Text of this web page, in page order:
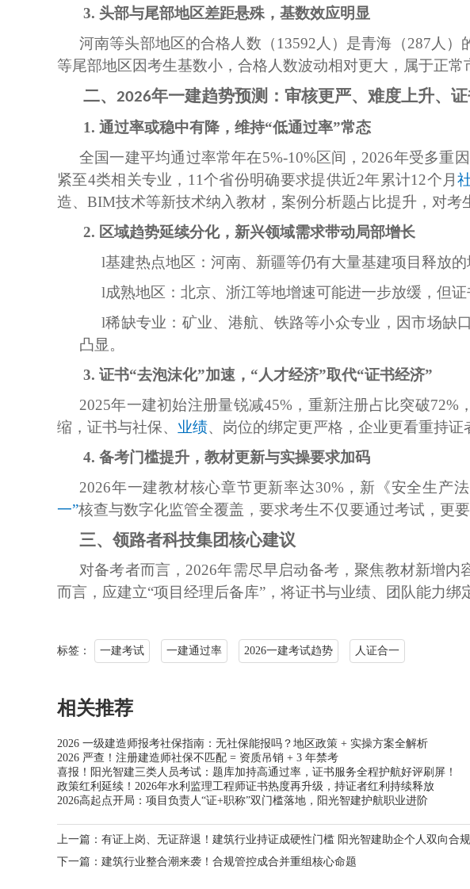
3. 头部与尾部地区差距悬殊，基数效应明显
河南等头部地区的合格人数（13592人）是青海（287人
等尾部地区因考生基数小，合格人数波动相对更大，属于正常
二、 2026年一建趋势预测：审核更严、难度上升、
1. 通过率或稳中有降，维持“低通过率”常态
全国一建平均通过率常年在5%-10%区间，2026年受多重
紧至4类相关专业，11个省份明确要求提供近2年累计12个月
造、BIM技术等新技术纳入教材，案例分析题占比提升，对考
2. 区域趋势延续分化，新兴领域需求带动局部增长
l基建热点地区：河南、新疆等仍有大量基建项目释放
l成熟地区：北京、浙江等地增速可能进一步放缓，但
l稀缺专业：矿业、港航、铁路等小众专业，因市场缺
凸显。
3. 证书“去泡沫化”加速，“人才经济”取代“证书经济”
2025年一建初始注册量锐减45%，重新注册占比突破
缩，证书与社保、 业绩、岗位的绑定更严格，企业更看重持证
4. 备考门槛提升，教材更新与实操要求加码
2026年一建教材核心章节更新率达30%，新《安全生产
一”核查与数字化监管全覆盖，要求考生不仅要通过考试，更
三、 领路者科技集团核心建议
对备考者而言， 2026年需尽早启动备考，聚焦教材新增内
而言，应建立“项目经理后备库”，将证书与业绩、团队能力绑
标签： 一建考试 一建通过率 2026一建考试趋势 人证合一
相关推荐
2026 一级建造师报考社保指南：无社保能报吗？地区政策 + 实操方案全解析
2026 严查！注册建造师社保不匹配 = 资质吊销 + 3 年禁考
喜报！阳光智建三类人员考试：题库加持高通过率，证书服务全程护航好评刷屏！
政策红利延续！2026年水利监理工程师证书热度再升级，持证者红利持续释放
2026高起点开局：项目负责人“证+职称”双门槛落地，阳光智建护航职业进阶
上一篇： 有证上岗、无证辞退！建筑行业持证成硬性门槛 阳光智建助企个人双向合规
下一篇： 建筑行业整合潮来袭！合规管控成合并重组核心命题